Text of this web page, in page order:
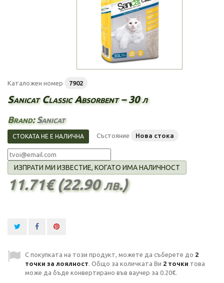
Каталожен номер 7902
Sanicat Classic Absorbent – 30 л
Brand:Sanicat
СТОКАТА НЕ Е НАЛИЧНА Състояние Нова стока
ИЗПРАТИ МИ ИЗВЕСТИЕ, КОГАТО ИМА НАЛИЧНОСТ
11.71€ (22.90 лв.)
С покупката на този продукт, можете да съберете до 2
точки за лоялност. Общо за количката Ви 2 точки това
може да бъде конвертирано във ваучер за 0.20€.